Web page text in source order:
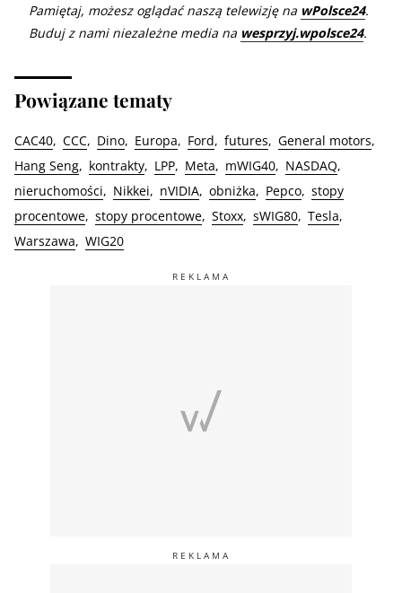
Pamiętaj, możesz oglądać naszą telewizję na wPolsce24.
Buduj z nami niezależne media na wesprzyj.wpolsce24.
Powiązane tematy
CAC40 CCC Dino Europa Ford futures
General motors
Hang Seng
kontrakty LPP Meta mWIG40
NASDAQ
nieruchomości
Nikkei nVIDIA obniżka Pepco stopy
procentowe stopy procentowe Stoxx sWIG80 Tesla
Warszawa
WIG20